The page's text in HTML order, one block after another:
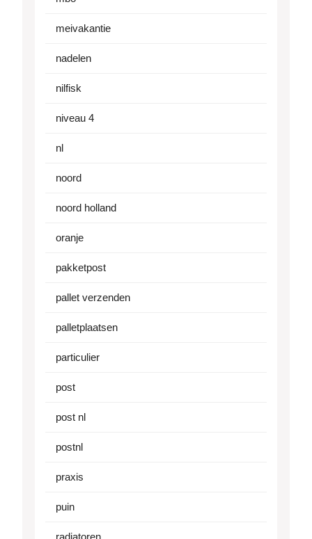
meivakantie
nadelen
nilfisk
niveau 4
nl
noord
noord holland
oranje
pakketpost
pallet verzenden
palletplaatsen
particulier
post
post nl
postnl
praxis
puin